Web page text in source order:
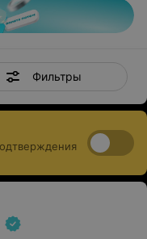
Фильтры